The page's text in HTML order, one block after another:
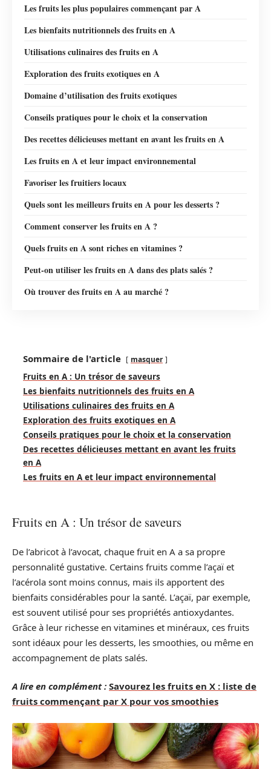
Les fruits les plus populaires commençant par A
Les bienfaits nutritionnels des fruits en A
Utilisations culinaires des fruits en A
Exploration des fruits exotiques en A
Domaine d’utilisation des fruits exotiques
Conseils pratiques pour le choix et la conservation
Des recettes délicieuses mettant en avant les fruits en A
Les fruits en A et leur impact environnemental
Favoriser les fruitiers locaux
Quels sont les meilleurs fruits en A pour les desserts ?
Comment conserver les fruits en A ?
Quels fruits en A sont riches en vitamines ?
Peut-on utiliser les fruits en A dans des plats salés ?
Où trouver des fruits en A au marché ?
Sommaire de l'article masquer
Fruits en A : Un trésor de saveurs
Les bienfaits nutritionnels des fruits en A
Utilisations culinaires des fruits en A
Exploration des fruits exotiques en A
Conseils pratiques pour le choix et la conservation
Des recettes délicieuses mettant en avant les fruits
en A
Les fruits en A et leur impact environnemental
Fruits en A : Un trésor de saveurs
De l’abricot à l’avocat, chaque fruit en A a sa propre
personnalité gustative. Certains fruits comme l’açaï et
l’acérola sont moins connus, mais ils apportent des
bienfaits considérables pour la santé. L’açaï, par exemple,
est souvent utilisé pour ses propriétés antioxydantes.
Grâce à leur richesse en vitamines et minéraux, ces fruits
sont idéaux pour les desserts, les smoothies, ou même en
accompagnement de plats salés.
A lire en complément : Savourez les fruits en X : liste de
fruits commençant par X pour vos smoothies